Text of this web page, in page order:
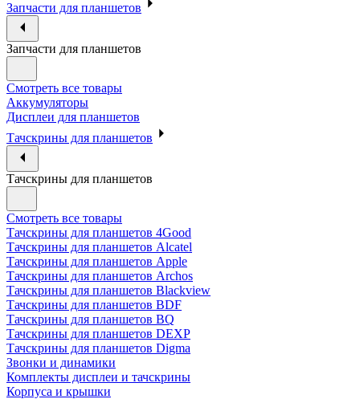
Запчасти для планшетов
Запчасти для планшетов
Смотреть все товары
Аккумуляторы
Дисплеи для планшетов
Тачскрины для планшетов
Тачскрины для планшетов
Смотреть все товары
Тачскрины для планшетов 4Good
Тачскрины для планшетов Alcatel
Тачскрины для планшетов Apple
Тачскрины для планшетов Archos
Тачскрины для планшетов Blackview
Тачскрины для планшетов BDF
Тачскрины для планшетов BQ
Тачскрины для планшетов DEXP
Тачскрины для планшетов Digma
Звонки и динамики
Комплекты дисплеи и тачскрины
Корпуса и крышки